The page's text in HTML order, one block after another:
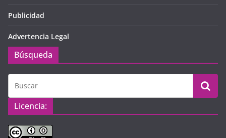
Publicidad
Advertencia Legal
Búsqueda
Licencia: